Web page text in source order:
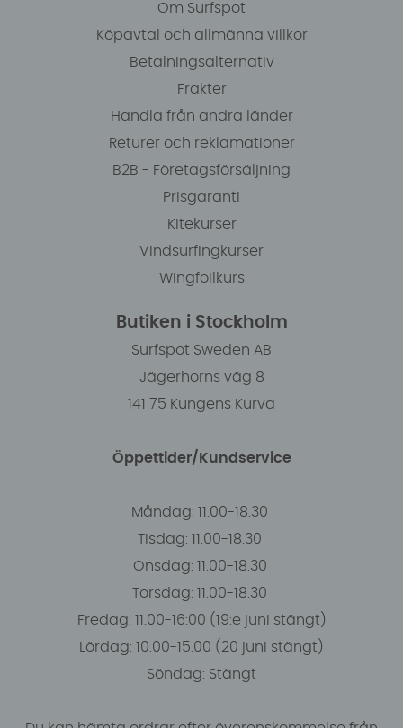
Om Surfspot
Köpavtal och allmänna villkor
Betalningsalternativ
Frakter
Handla från andra länder
Returer och reklamationer
B2B - Företagsförsäljning
Prisgaranti
Kitekurser
Vindsurfingkurser
Wingfoilkurs
Butiken i Stockholm
Surfspot Sweden AB
Jägerhorns väg 8
141 75 Kungens Kurva
Öppettider/Kundservice
Måndag: 11.00-18.30
Tisdag: 11.00-18.30
Onsdag: 11.00-18.30
Torsdag: 11.00-18.30
Fredag: 11.00-16:00 (19:e juni stängt)
Lördag: 10.00-15.00 (20 juni stängt)
Söndag: Stängt